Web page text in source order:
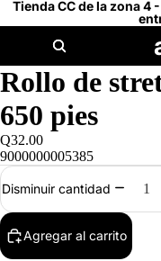
Tienda CC de la zona 4
Rollo de
650 pies
Q32.00
9000000005385
Disminuir cantidad
Agregar al carrito